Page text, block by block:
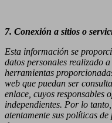
7. Conexión a sitios o
Esta información se
datos personales realizado
herramientas
web que puedan ser
enlace, cuyos responsables
independientes. Por lo
atentamente sus políticas